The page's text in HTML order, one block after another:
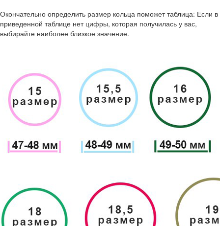
Окончательно определить размер кольца поможет таблица: Если в
приведенной таблице нет цифры, которая получилась у вас,
выбирайте наиболее близкое значение.